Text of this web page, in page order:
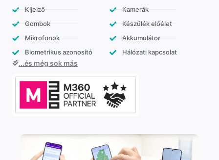
Kijelző
Gombok
Mikrofonok
Biometrikus azonosító
Kamerák
Készülék előélet
Akkumulátor
Hálózati kapcsolat
...és még sok más